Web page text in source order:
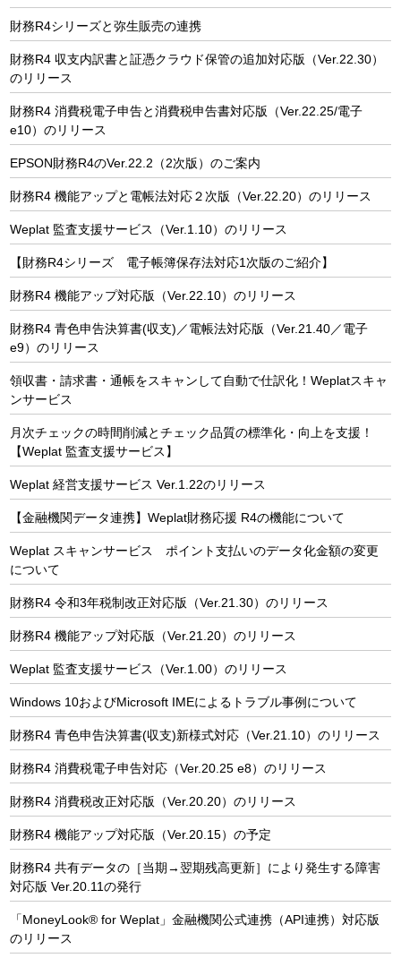
財務R4シリーズと弥生販売の連携
財務R4 収支内訳書と証憑クラウド保管の追加対応版（Ver.22.30）
のリリース
財務R4 消費税電子申告と消費税申告書対応版（Ver.22.25/電子
e10）のリリース
EPSON財務R4のVer.22.2（2次版）のご案内
財務R4 機能アップと電帳法対応２次版（Ver.22.20）のリリース
Weplat 監査支援サービス（Ver.1.10）のリリース
【財務R4シリーズ 電子帳簿保存法対応1次版のご紹介】
財務R4 機能アップ対応版（Ver.22.10）のリリース
財務R4 青色申告決算書(収支)／電帳法対応版（Ver.21.40／電子
e9）のリリース
領収書・請求書・通帳をスキャンして自動で仕訳化！Weplatスキャ
ンサービス
月次チェックの時間削減とチェック品質の標準化・向上を支援！
【Weplat 監査支援サービス】
Weplat 経営支援サービス Ver.1.22のリリース
【金融機関データ連携】Weplat財務応援 R4の機能について
Weplat スキャンサービス ポイント支払いのデータ化金額の変更
について
財務R4 令和3年税制改正対応版（Ver.21.30）のリリース
財務R4 機能アップ対応版（Ver.21.20）のリリース
Weplat 監査支援サービス（Ver.1.00）のリリース
Windows 10およびMicrosoft IMEによるトラブル事例について
財務R4 青色申告決算書(収支)新様式対応（Ver.21.10）のリリース
財務R4 消費税電子申告対応（Ver.20.25 e8）のリリース
財務R4 消費税改正対応版（Ver.20.20）のリリース
財務R4 機能アップ対応版（Ver.20.15）の予定
財務R4 共有データの［当期→翌期残高更新］により発生する障害
対応版 Ver.20.11の発行
「MoneyLook® for Weplat」金融機関公式連携（API連携）対応版
のリリース